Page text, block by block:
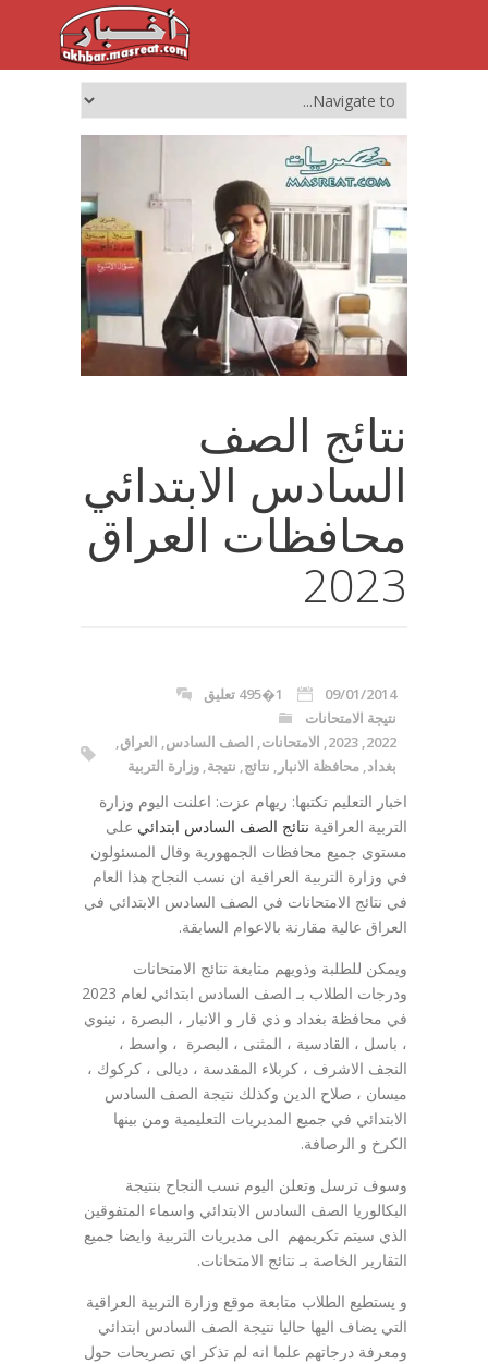
نتائج الصف
السادس الابتدائي
محافظات العراق
2023
09/01/2014
1�495 تعليق
نتيجة الامتحانات
2022
,
2023
, الامتحانات, الصف السادس, العراق,
بغداد, محافظة الانبار , نتائج, نتيجة, وزارة التربية
اخبار التعليم تكتبها: ريهام عزت: اعلنت اليوم وزارة
التربية العراقية نتائج الصف السادس ابتدائي على
مستوى جميع محافظات الجمهورية وقال المسئولون
في وزارة التربية العراقية ان نسب النجاح هذا العام
في نتائج الامتحانات في الصف السادس الابتدائي في
العراق عالية مقارنة بالاعوام السابقة.
ويمكن للطلبة وذويهم متابعة نتائج الامتحانات
ودرجات الطلاب بـ الصف السادس ابتدائي لعام 2023
في محافظة بغداد و ذي قار و الانبار ، البصرة ، نينوي
، باسل ، القادسية ، المثنى ، البصرة ، واسط ،
النجف الاشرف ، كربلاء المقدسة ، ديالى ، كركوك ،
ميسان ، صلاح الدين وكذلك نتيجة الصف السادس
الابتدائي في جميع المديريات التعليمية ومن بينها
الكرخ و الرصافة.
وسوف ترسل وتعلن اليوم نسب النجاح بنتيجة
البكالوريا الصف السادس الابتدائي واسماء المتفوقين
الذي سيتم تكريمهم الى مديريات التربية وايضا جميع
التقارير الخاصة بـ نتائج الامتحانات.
و يستطيع الطلاب متابعة موقع وزارة التربية العراقية
التي يضاف اليها حاليا نتيجة الصف السادس ابتدائي
ومعرفة درجاتهم علما انه لم تذكر اي تصريحات حول